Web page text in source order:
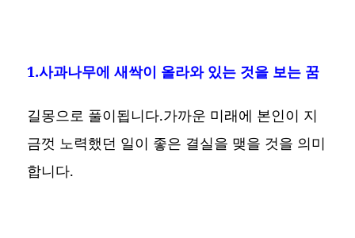
1.사과나무에 새싹이 올라와 있는 것을 보는 꿈
길몽으로 풀이됩니다.가까운 미래에 본인이 지
금껏 노력했던 일이 좋은 결실을 맺을 것을 의미
합니다.